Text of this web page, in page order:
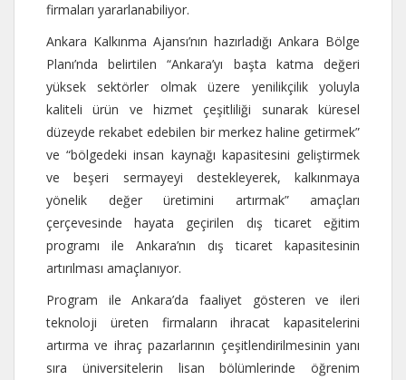
firmaları yararlanabiliyor.
Ankara Kalkınma Ajansı’nın hazırladığı Ankara Bölge
Planı’nda belirtilen “Ankara’yı başta katma değeri
yüksek sektörler olmak üzere yenilikçilik yoluyla
kaliteli ürün ve hizmet çeşitliliği sunarak küresel
düzeyde rekabet edebilen bir merkez haline getirmek”
ve “bölgedeki insan kaynağı kapasitesini geliştirmek
ve beşeri sermayeyi destekleyerek, kalkınmaya
yönelik değer üretimini artırmak” amaçları
çerçevesinde hayata geçirilen dış ticaret eğitim
programı ile Ankara’nın dış ticaret kapasitesinin
artırılması amaçlanıyor.
Program ile Ankara’da faaliyet gösteren ve ileri
teknoloji üreten firmaların ihracat kapasitelerini
artırma ve ihraç pazarlarının çeşitlendirilmesinin yanı
sıra üniversitelerin lisan bölümlerinde öğrenim